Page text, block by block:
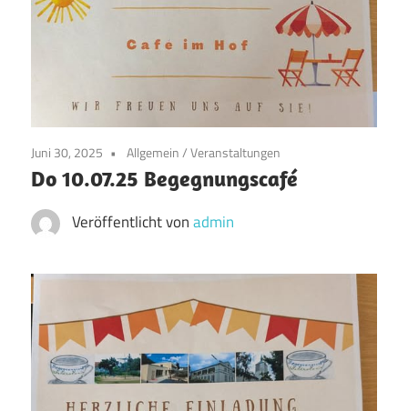
Juni 30, 2025 Allgemein/Veranstaltungen
Do 10.07.25 Begegnungscafé
Veröffentlicht vonadmin